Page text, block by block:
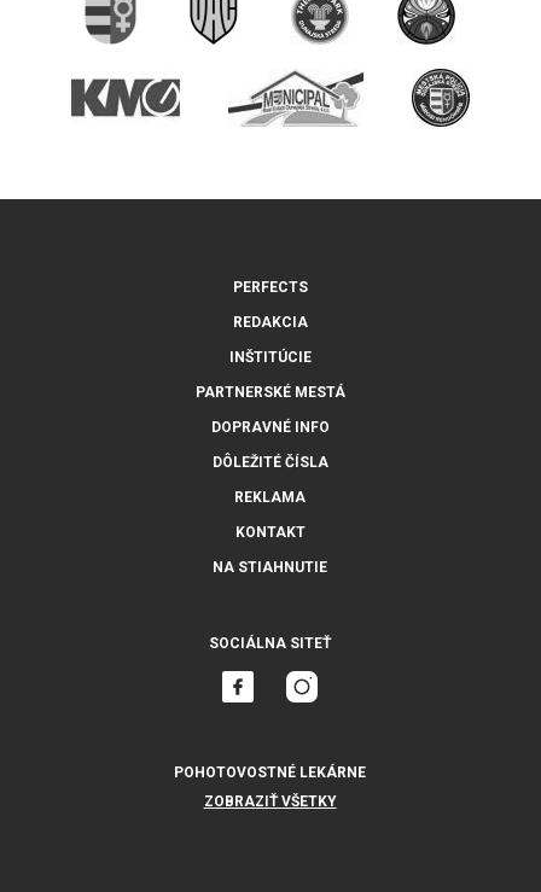
PERFECTS
REDAKCIA
INŠTITÚCIE
PARTNERSKÉ MESTÁ
DOPRAVNÉ INFO
DÔLEŽITÉ ČÍSLA
REKLAMA
KONTAKT
NA STIAHNUTIE
SOCIÁLNA SITEŤ
POHOTOVOSTNÉ LEKÁRNE
ZOBRAZIŤ VŠETKY